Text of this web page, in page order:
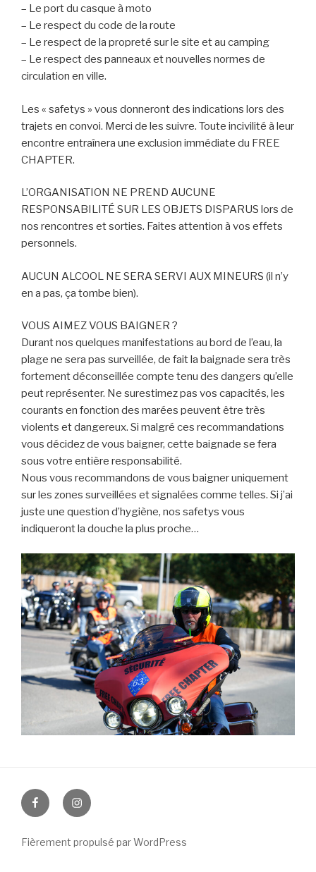
– Le port du casque à moto
– Le respect du code de la route
– Le respect de la propreté sur le site et au camping
– Le respect des panneaux et nouvelles normes de
circulation en ville.
Les « safetys » vous donneront des indications lors des
trajets en convoi. Merci de les suivre. Toute incivilité à leur
encontre entraînera une exclusion immédiate du FREE
CHAPTER.
L’ORGANISATION NE PREND AUCUNE
RESPONSABILITÉ SUR LES OBJETS DISPARUS lors de
nos rencontres et sorties. Faites attention à vos effets
personnels.
AUCUN ALCOOL NE SERA SERVI AUX MINEURS (il n’y
en a pas, ça tombe bien).
VOUS AIMEZ VOUS BAIGNER ?
Durant nos quelques manifestations au bord de l’eau, la
plage ne sera pas surveillée, de fait la baignade sera très
fortement déconseillée compte tenu des dangers qu’elle
peut représenter. Ne surestimez pas vos capacités, les
courants en fonction des marées peuvent être très
violents et dangereux. Si malgré ces recommandations
vous décidez de vous baigner, cette baignade se fera
sous votre entière responsabilité.
Nous vous recommandons de vous baigner uniquement
sur les zones surveillées et signalées comme telles. Si j’ai
juste une question d’hygiène, nos safetys vous
indiqueront la douche la plus proche…
FacebookInstagram
Fièrement propulsé par WordPress